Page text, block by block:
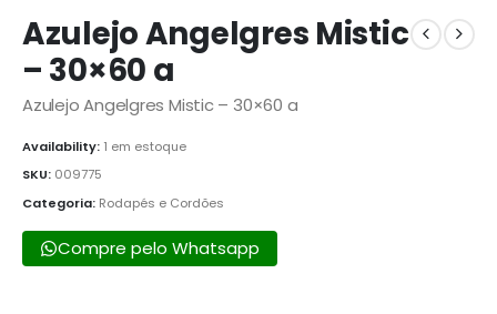
Azulejo Angelgres Mistic
– 30×60 a
Azulejo Angelgres Mistic – 30×60 a
Availability: 1 em estoque
SKU: 009775
Categoria: Rodapés e Cordões
Compre pelo Whatsapp